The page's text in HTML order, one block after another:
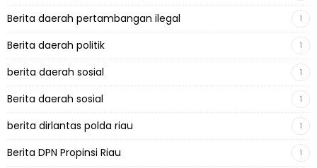
Berita daerah pertambangan ilegal 1
Berita daerah politik 1
berita daerah sosial 1
Berita daerah sosial 1
berita dirlantas polda riau 1
Berita DPN Propinsi Riau 1